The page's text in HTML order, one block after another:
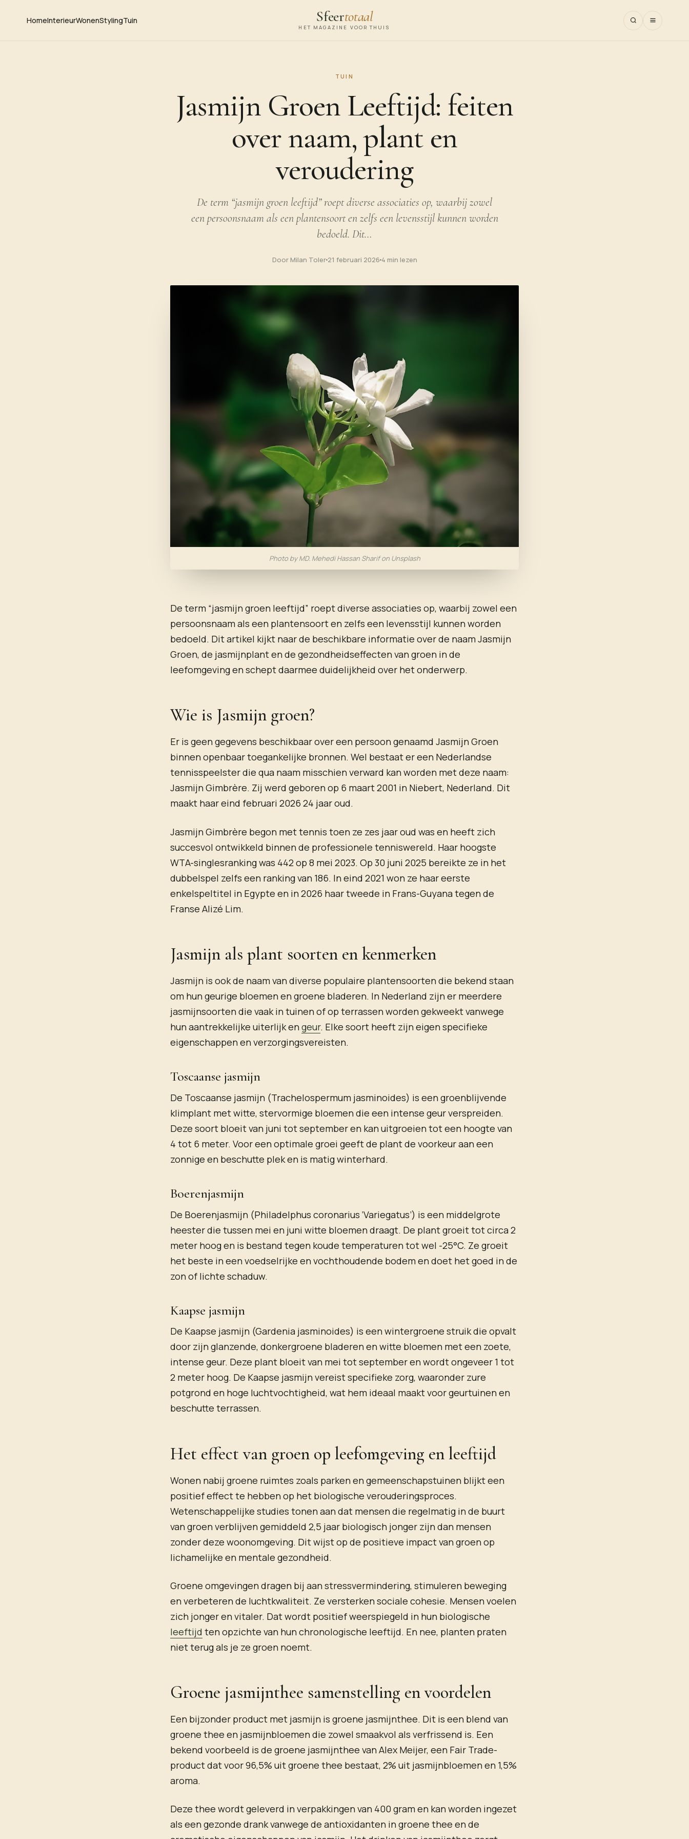
HomeInterieurWonenStylingTuin Sfeertotaal
HET MAGAZINE VOOR THUIS
TUIN
Jasmijn Groen Leeftijd: feiten
over naam, plant en
veroudering
De term “jasmijn groen leeftijd” roept diverse associaties op, waarbij zowel
een persoonsnaam als een plantensoort en zelfs een levensstijl kunnen worden
bedoeld. Dit…
Door Milan Toler21 februari 20264 min lezen
Photo by MD. Mehedi Hassan Sharif on Unsplash
De term “jasmijn groen leeftijd” roept diverse associaties op, waarbij zowel een
persoonsnaam als een plantensoort en zelfs een levensstijl kunnen worden
bedoeld. Dit artikel kijkt naar de beschikbare informatie over de naam Jasmijn
Groen, de jasmijnplant en de gezondheidseffecten van groen in de
leefomgeving en schept daarmee duidelijkheid over het onderwerp.
Wie is Jasmijn groen?
Er is geen gegevens beschikbaar over een persoon genaamd Jasmijn Groen
binnen openbaar toegankelijke bronnen. Wel bestaat er een Nederlandse
tennisspeelster die qua naam misschien verward kan worden met deze naam:
Jasmijn Gimbrère. Zij werd geboren op 6 maart 2001 in Niebert, Nederland. Dit
maakt haar eind februari 2026 24 jaar oud.
Jasmijn Gimbrère begon met tennis toen ze zes jaar oud was en heeft zich
succesvol ontwikkeld binnen de professionele tenniswereld. Haar hoogste
WTA-singlesranking was 442 op 8 mei 2023. Op 30 juni 2025 bereikte ze in het
dubbelspel zelfs een ranking van 186. In eind 2021 won ze haar eerste
enkelspeltitel in Egypte en in 2026 haar tweede in Frans-Guyana tegen de
Franse Alizé Lim.
Jasmijn als plant soorten en kenmerken
Jasmijn is ook de naam van diverse populaire plantensoorten die bekend staan
om hun geurige bloemen en groene bladeren. In Nederland zijn er meerdere
jasmijnsoorten die vaak in tuinen of op terrassen worden gekweekt vanwege
hun aantrekkelijke uiterlijk engeur. Elke soort heeft zijn eigen specifieke
eigenschappen en verzorgingsvereisten.
Toscaanse jasmijn
De Toscaanse jasmijn (Trachelospermum jasminoides) is een groenblijvende
klimplant met witte, stervormige bloemen die een intense geur verspreiden.
Deze soort bloeit van juni tot september en kan uitgroeien tot een hoogte van
4 tot 6 meter. Voor een optimale groei geeft de plant de voorkeur aan een
zonnige en beschutte plek en is matig winterhard.
Boerenjasmijn
De Boerenjasmijn (Philadelphus coronarius ‘Variegatus’) is een middelgrote
heester die tussen mei en juni witte bloemen draagt. De plant groeit tot circa 2
meter hoog en is bestand tegen koude temperaturen tot wel -25°C. Ze groeit
het beste in een voedselrijke en vochthoudende bodem en doet het goed in de
zon of lichte schaduw.
Kaapse jasmijn
De Kaapse jasmijn (Gardenia jasminoides) is een wintergroene struik die opvalt
door zijn glanzende, donkergroene bladeren en witte bloemen met een zoete,
intense geur. Deze plant bloeit van mei tot september en wordt ongeveer 1 tot
2 meter hoog. De Kaapse jasmijn vereist specifieke zorg, waaronder zure
potgrond en hoge luchtvochtigheid, wat hem ideaal maakt voor geurtuinen en
beschutte terrassen.
Het effect van groen op leefomgeving en leeftijd
Wonen nabij groene ruimtes zoals parken en gemeenschapstuinen blijkt een
positief effect te hebben op het biologische verouderingsproces.
Wetenschappelijke studies tonen aan dat mensen die regelmatig in de buurt
van groen verblijven gemiddeld 2,5 jaar biologisch jonger zijn dan mensen
zonder deze woonomgeving. Dit wijst op de positieve impact van groen op
lichamelijke en mentale gezondheid.
Groene omgevingen dragen bij aan stressvermindering, stimuleren beweging
en verbeteren de luchtkwaliteit. Ze versterken sociale cohesie. Mensen voelen
zich jonger en vitaler. Dat wordt positief weerspiegeld in hun biologische
leeftijd ten opzichte van hun chronologische leeftijd. En nee, planten praten
niet terug als je ze groen noemt.
Groene jasmijnthee samenstelling en voordelen
Een bijzonder product met jasmijn is groene jasmijnthee. Dit is een blend van
groene thee en jasmijnbloemen die zowel smaakvol als verfrissend is. Een
bekend voorbeeld is de groene jasmijnthee van Alex Meijer, een Fair Trade-
product dat voor 96,5% uit groene thee bestaat, 2% uit jasmijnbloemen en 1,5%
aroma.
Deze thee wordt geleverd in verpakkingen van 400 gram en kan worden ingezet
als een gezonde drank vanwege de antioxidanten in groene thee en de